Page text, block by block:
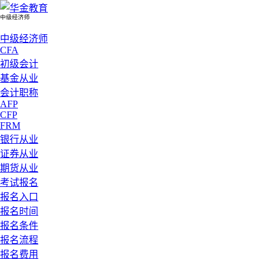
中级经济师
中级经济师
CFA
初级会计
基金从业
会计职称
AFP
CFP
FRM
银行从业
证券从业
期货从业
考试报名
报名入口
报名时间
报名条件
报名流程
报名费用